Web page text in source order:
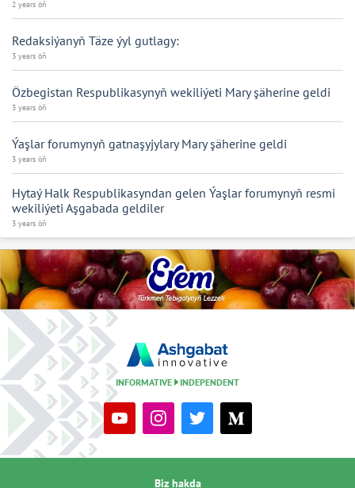
2 years öň
Redaksiýanyň Täze ýyl gutlagy:
3 years öň
Özbegistan Respublikasynyň wekiliýeti Mary şäherine geldi
3 years öň
Ýaşlar forumynyň gatnaşyjylary Mary şäherine geldi
3 years öň
Hytaý Halk Respublikasyndan gelen Ýaşlar forumynyň resmi
wekiliýeti Aşgabada geldiler
3 years öň
INFORMATIVE INDEPENDENT
Biz hakda